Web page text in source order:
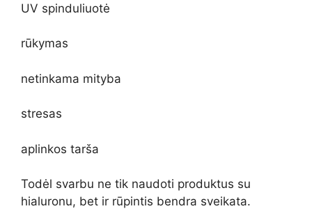
UV spinduliuotė
rūkymas
netinkama mityba
stresas
aplinkos tarša
Todėl svarbu ne tik naudoti produktus su
hialuronu, bet ir rūpintis bendra sveikata.